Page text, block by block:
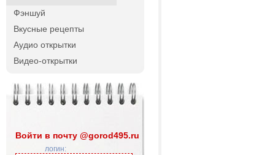
Фэншуй
Вкусные рецепты
Аудио открытки
Видео-открытки
Войти в почту @gorod495.ru
логин: